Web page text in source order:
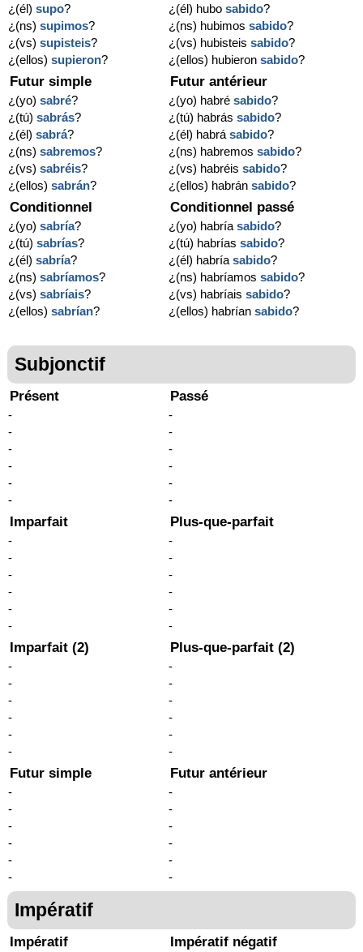
¿(él) supo?
¿(ns) supimos?
¿(vs) supisteis?
¿(ellos) supieron?
¿(él) hubosabido?
¿(ns) hubimossabido?
¿(vs) hubisteissabido?
¿(ellos) hubieronsabido?
Futur simple
¿(yo) sabré?
¿(tú) sabrás?
¿(él) sabrá?
¿(ns) sabremos?
¿(vs) sabréis?
¿(ellos) sabrán?
Futur antérieur
¿(yo) habrésabido?
¿(tú) habrássabido?
¿(él) habrásabido?
¿(ns) habremossabido?
¿(vs) habréissabido?
¿(ellos) habránsabido?
Conditionnel
¿(yo) sabría?
¿(tú) sabrías?
¿(él) sabría?
¿(ns) sabríamos?
¿(vs) sabríais?
¿(ellos) sabrían?
Conditionnel passé
¿(yo) habríasabido?
¿(tú) habríassabido?
¿(él) habríasabido?
¿(ns) habríamossabido?
¿(vs) habríaissabido?
¿(ellos) habríansabido?
Subjonctif
Présent
-
-
-
-
-
-
Passé
-
-
-
-
-
-
Imparfait
-
-
-
-
-
-
Plus-que-parfait
-
-
-
-
-
-
Imparfait (2)
-
-
-
-
-
-
Plus-que-parfait (2)
-
-
-
-
-
-
Futur simple
-
-
-
-
-
-
Futur antérieur
-
-
-
-
-
-
Impératif
Impératif Impératif négatif